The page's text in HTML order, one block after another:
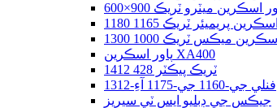
اسڪرين ميٽرو ٽريڪ 900×600
پريميئر ٽريڪ 1165 1180
ميڪس ٽريڪ 1000 1300
پاور اسڪرين XA400
ٽريڪ پيڪٽر 428 1412
فنلي جي-1160 جي-1175 آءِ-1312
جيڪس جي ڊبليو ايس ٽي سيريز